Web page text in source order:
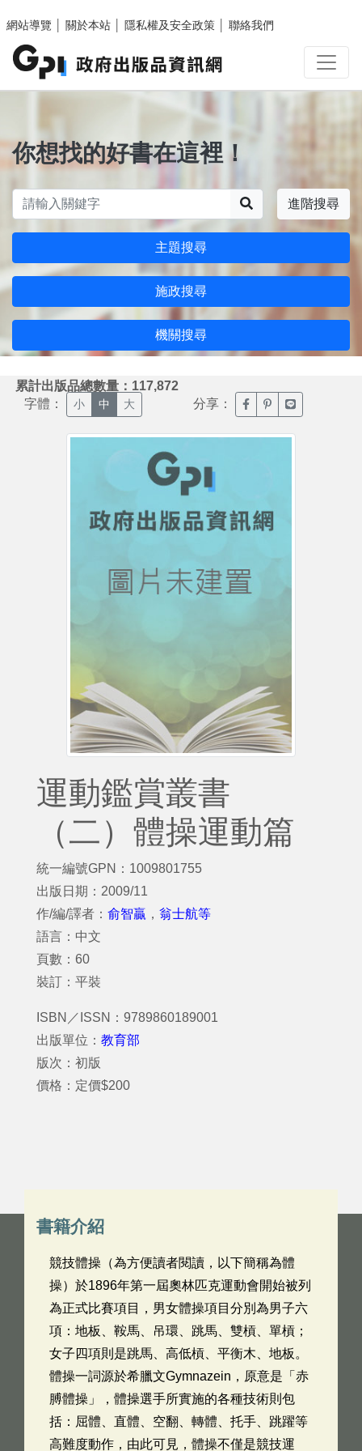
網站導覽
關於本站 隱私權及安全政策 聯絡我們
你想找的好書在這裡！
進階搜尋
主題搜尋
施政搜尋
機關搜尋
累計出版品總數量：117,872
字體： 小 中 大 分享： 臉書分享(另開新視窗)
噗浪分享(另開新
Line分享(另
運動鑑賞叢書
（二）體操運動篇
統一編號GPN：1009801755
出版日期：2009/11
作/編/譯者： 俞智贏 ， 翁士航等
語言：中文
頁數：60
裝訂：平裝
ISBN／ISSN：9789860189001
出版單位： 教育部
版次：初版
價格：定價$200
書籍介紹
競技體操（為方便讀者閱讀，以下簡稱為體
操）於1896年第一屆奧林匹克運動會開始被列
為正式比賽項目，男女體操項目分別為男子六
項：地板、鞍馬、吊環、跳馬、雙槓、單槓；
女子四項則是跳馬、高低槓、平衡木、地板。
體操一詞源於希臘文Gymnazein，原意是「赤
膊體操」，體操選手所實施的各種技術則包
括：屈體、直體、空翻、轉體、托手、跳躍等
高難度動作，由此可見，體操不僅是競技運